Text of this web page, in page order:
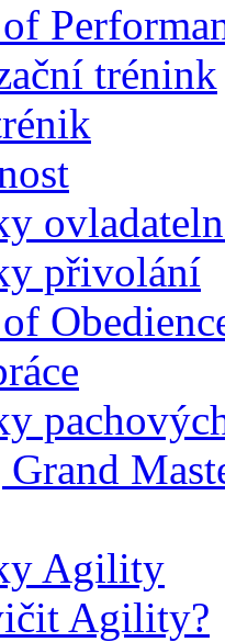
trénink
přivolání
Grand
Agility
Agility?